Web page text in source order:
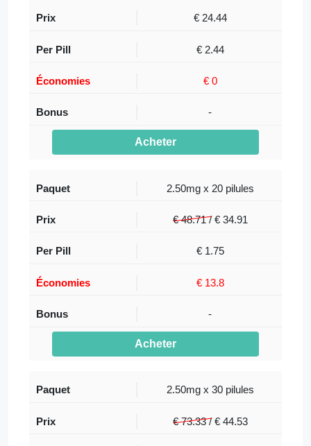
€ 24.44
€ 2.44
€ 0
-
Acheter
2.50mg x 20 pilules
€ 48.71 / € 34.91
€ 1.75
€ 13.8
-
Acheter
2.50mg x 30 pilules
€ 73.33 / € 44.53